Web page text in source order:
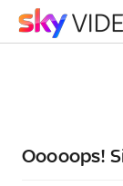
Ooooops!